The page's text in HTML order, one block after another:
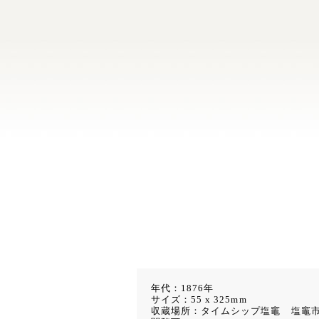
年代：1876年
サイズ：55 x 325mm
収蔵場所：タイムシップ塩竈 塩竈